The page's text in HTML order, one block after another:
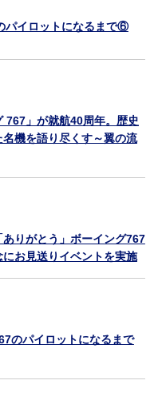
パイロットになるまで⑥
767」が就航40周年。歴史
名機を語り尽くす～翼の流
りがとう」ボーイング767
お見送りイベントを実施
のパイロットになるまで